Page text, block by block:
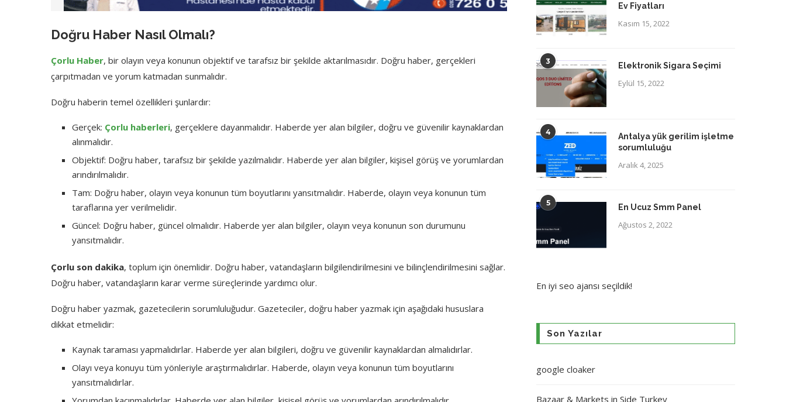
Doğru Haber Nasıl Olmalı?
Çorlu Haber, bir olayın veya konunun objektif ve tarafsız bir şekilde aktarılmasıdır. Doğru haber, gerçekleri
çarpıtmadan ve yorum katmadan sunmalıdır.
Doğru haberin temel özellikleri şunlardır:
Gerçek: Çorlu haberleri, gerçeklere dayanmalıdır. Haberde yer alan bilgiler, doğru ve güvenilir kaynaklardan
alınmalıdır.
Objektif: Doğru haber, tarafsız bir şekilde yazılmalıdır. Haberde yer alan bilgiler, kişisel görüş ve yorumlardan
arındırılmalıdır.
Tam: Doğru haber, olayın veya konunun tüm boyutlarını yansıtmalıdır. Haberde, olayın veya konunun tüm
taraflarına yer verilmelidir.
Güncel: Doğru haber, güncel olmalıdır. Haberde yer alan bilgiler, olayın veya konunun son durumunu
yansıtmalıdır.
Çorlu son dakika, toplum için önemlidir. Doğru haber, vatandaşların bilgilendirilmesini ve bilinçlendirilmesini sağlar.
Doğru haber, vatandaşların karar verme süreçlerinde yardımcı olur.
Doğru haber yazmak, gazetecilerin sorumluluğudur. Gazeteciler, doğru haber yazmak için aşağıdaki hususlara
dikkat etmelidir:
Kaynak taraması yapmalıdırlar. Haberde yer alan bilgileri, doğru ve güvenilir kaynaklardan almalıdırlar.
Olayı veya konuyu tüm yönleriyle araştırmalıdırlar. Haberde, olayın veya konunun tüm boyutlarını
yansıtmalıdırlar.
Ev Fiyatları
Kasım 15, 2022
3 Elektronik Sigara Seçimi
Eylül 15, 2022
4
Antalya yük gerilim işletme
sorumluluğu
Aralık 4, 2025
5 En Ucuz Smm Panel
Ağustos 2, 2022
En iyi seo ajansı seçildik!
Son Yazılar
google cloaker
Bazaar & Markets in Side Turkey